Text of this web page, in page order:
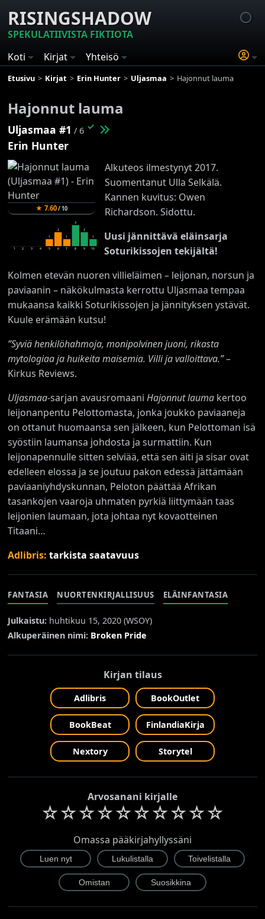
RISINGSHADOW
SPEKULATIIVISTA FIKTIOTA
Koti
Kirjat Yhteisö
Etusivu Kirjat Erin Hunter Uljasmaa Hajonnut lauma
Hajonnut lauma
Uljasmaa #1 / 6 ✓
Erin Hunter
★7.60/10
1 2 3 4
1
5
2
6
1
7
3
8
2
9
1
10
Alkuteos ilmestynyt 2017.
Suomentanut Ulla Selkälä.
Kannen kuvitus: Owen
Richardson. Sidottu.
Uusi jännittävä eläinsarja
Soturikissojen tekijältä!
Kolmen etevän nuoren villieläimen – leijonan, norsun ja
paviaanin – näkökulmasta kerrottu Uljasmaa tempaa
mukaansa kaikki Soturikissojen ja jännityksen ystävät.
Kuule erämään kutsu!
”Syviä henkilöhahmoja, monipolvinen juoni, rikasta
mytologiaa ja huikeita maisemia. Villi ja valloittava.”–
Kirkus Reviews.
Uljasmaa-sarjan avausromaaniHajonnut lauma kertoo
leijonanpentu Pelottomasta, jonka joukko paviaaneja
on ottanut huomaansa sen jälkeen, kun Pelottoman isä
syöstiin laumansa johdosta ja surmattiin. Kun
leijonapennulle sitten selviää, että sen äiti ja sisar ovat
edelleen elossa ja se joutuu pakon edessä jättämään
paviaaniyhdyskunnan, Peloton päättää Afrikan
tasankojen vaaroja uhmaten pyrkiä liittymään taas
leijonien laumaan, jota johtaa nyt kovaotteinen
Titaani…
Adlibris:tarkista saatavuus
FANTASIA NUORTENKIRJALLISUUS ELÄINFANTASIA
Julkaistu: huhtikuu 15, 2020 (WSOY)
Alkuperäinen nimi: Broken Pride
Kirjan tilaus
Adlibris BookOutlet
BookBeat FinlandiaKirja
Nextory Storytel
Arvosanani kirjalle
☆☆☆☆☆☆☆☆☆☆
Omassa pääkirjahyllyssäni